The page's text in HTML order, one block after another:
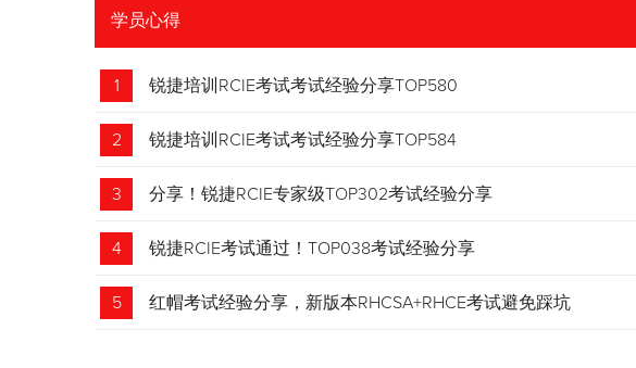
学员心得
1 锐捷培训RCIE考试考试经验分享TOP580
2 锐捷培训RCIE考试考试经验分享TOP584
3 分享！锐捷RCIE专家级TOP302考试经验分享
4 锐捷RCIE考试通过！TOP038考试经验分享
5 红帽考试经验分享，新版本RHCSA+RHCE考试避免踩坑